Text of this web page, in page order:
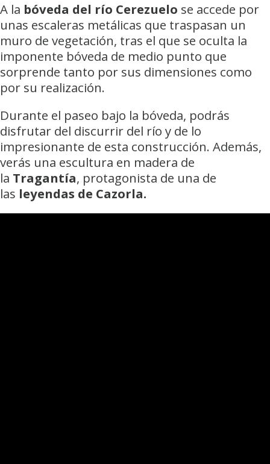
A la bóveda del río Cerezuelo se accede por
unas escaleras metálicas que traspasan un
muro de vegetación, tras el que se oculta la
imponente bóveda de medio punto que
sorprende tanto por sus dimensiones como
por su realización.
Durante el paseo bajo la bóveda, podrás
disfrutar del discurrir del río y de lo
impresionante de esta construcción. Además,
verás una escultura en madera de
la Tragantía, protagonista de una de
las leyendas de Cazorla.